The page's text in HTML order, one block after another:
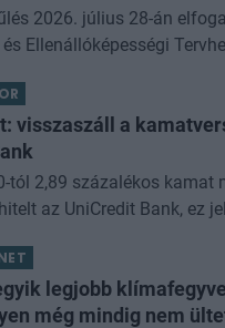
2026. július 28-án
Ellenállóképességi
v
visszaszáll a
tól 2,89 százalékos kamat
az UniCredit Bank, ez
De arról sem s
legjobb
még mindig nem